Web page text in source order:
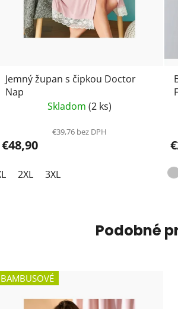
Jemný župan s čipkou Doctor
Nap
Skladom (2 ks)
€39,76 bez DPH
€48,90
2XL 3XL
Podobné
BAMBUSOVÉ